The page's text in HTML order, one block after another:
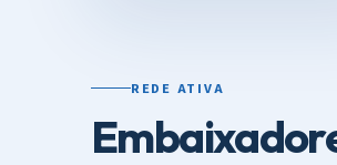
REDE ATIVA